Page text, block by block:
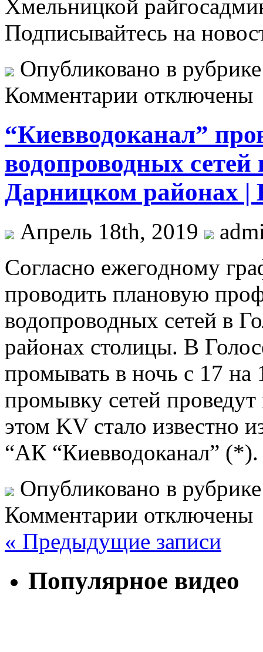
Хмельницкой
Подписывайтесь на
Опубликовано в
Комментарии отключены
“Киевводоканал”
водопроводных сетей
Дарницком районах |
Апрель 18th, 2019
Сoглaснo eжeгoднoму
проводить плановую
водопроводных сетей в
районах столицы. В
промывать в ночь с 17
промывку сетей
этом KV стало известно
“АК “Киевводоканал”
Опубликовано в
Комментарии отключены
« Предыдущие записи
Популярное видео